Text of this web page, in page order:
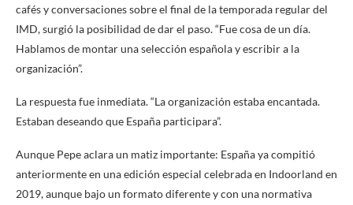
cafés y conversaciones sobre el final de la temporada regular del
IMD, surgió la posibilidad de dar el paso. “Fue cosa de un día.
Hablamos de montar una selección española y escribir a la
organización”.
La respuesta fue inmediata. “La organización estaba encantada.
Estaban deseando que España participara”.
Aunque Pepe aclara un matiz importante: España ya compitió
anteriormente en una edición especial celebrada en Indoorland en
2019, aunque bajo un formato diferente y con una normativa